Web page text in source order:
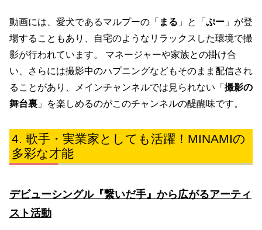
動画には、愛犬であるマルプーの「 まる 」と「 ぷー 」が登
場することもあり、自宅のようなリラックスした環境で撮
影が行われています。 マネージャーや家族との掛け合
い、さらには撮影中のハプニングなどもそのまま配信され
ることがあり、メインチャンネルでは見られない「 撮影の
舞台裏 」を楽しめるのがこのチャンネルの醍醐味です。
歌手・実業家としても活躍！MINAMIの
多彩な才能
デビューシングル『繋いだ手』から広がるアーティ
スト活動